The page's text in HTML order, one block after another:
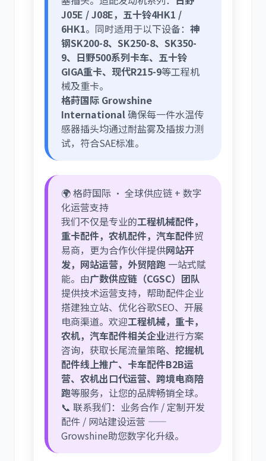
J05E / J08E，五十铃4HK1 /
6HK1。同时适用于以下设备： 神
钢SK200-8、SK250-8、SK350-
9、日野500系列卡车、五十铃
GIGA重卡、现代R215-9等工程机
械及重卡。
格莳国际 Growshine
International确保每一件水温传
感器插头均通过耐盐雾及插拔力测
试，符合SAE标准。
🌍 格莳国际 · 全球供应链 + 数字
化运营支持
我们不仅是专业的工程机械配件，
重卡配件，农机配件，汽车配件贸
易商，更为合作伙伴提供网站开
发，网站运营，外贸陪跑 一站式赋
能。由广数供应链（CGSC）团队
提供技术运营支持，帮助配件企业
搭建独立站、优化谷歌SEO、开展
电商渠道。欢迎工程机械，重卡，
农机，汽车配件相关企业进行方案
咨询，获取长尾流量策略、 挖掘机
配件线上推广、卡车配件B2B运
营、农机出口代运营、跨境电商陪
跑等服务，让您的品牌畅销全球。
📞 联系我们：业务合作 / 定制开发
配件 / 网站建设运营 ——
Growshine助您数字化升级。